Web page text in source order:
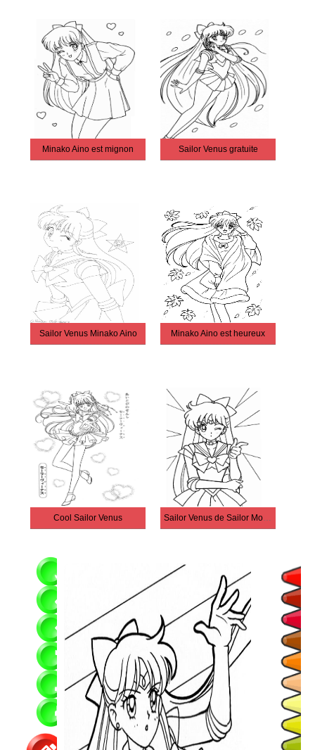
Minako Aino est mignon Sailor Venus gratuite
Sailor Venus Minako Aino Minako Aino est heureux
Cool Sailor Venus Sailor Venus de Sailor Moon